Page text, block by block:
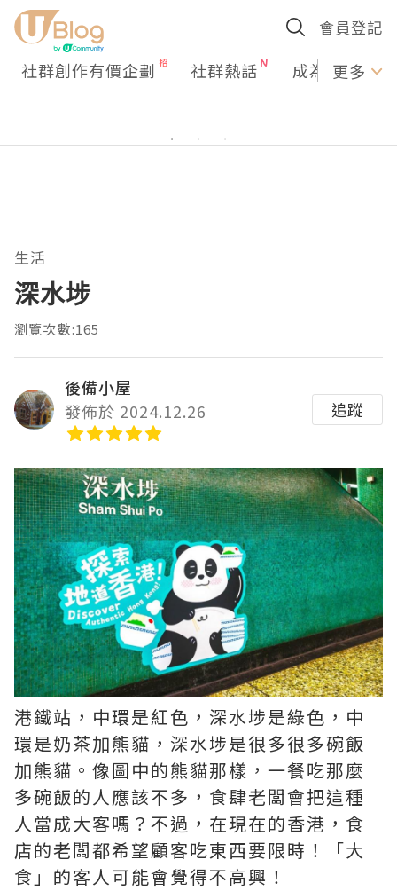
會員登記
社群創作有價企劃 社群熱話 成為U更多
生活
深水埗
瀏覽次數:165
後備小屋
發佈於 2024.12.26
追蹤
港鐵站，中環是紅色，深水埗是綠色，中
環是奶茶加熊貓，深水埗是很多很多碗飯
加熊貓。像圖中的熊貓那樣，一餐吃那麼
多碗飯的人應該不多，食肆老闆會把這種
人當成大客嗎？不過，在現在的香港，食
店的老闆都希望顧客吃東西要限時！「大
食」的客人可能會覺得不高興！